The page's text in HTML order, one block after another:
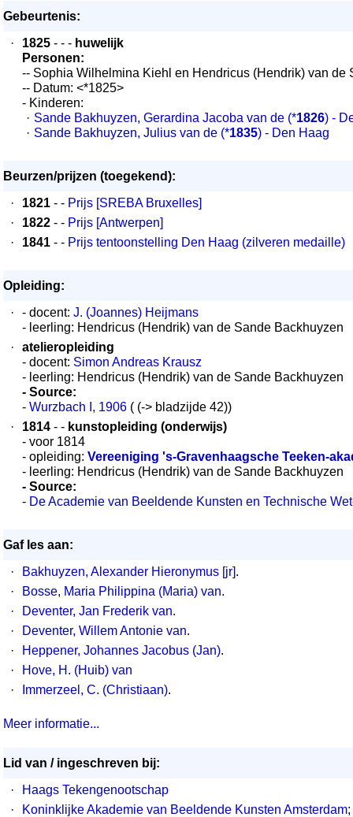
Gebeurtenis:
·
1825 - - - huwelijk
Personen:
-- Sophia Wilhelmina Kiehl en Hendricus (Hendrik) van de
-- Datum: <*1825>
- Kinderen:
· Sande Bakhuyzen, Gerardina Jacoba van de (*1826) -
· Sande Bakhuyzen, Julius van de (*1835) - Den Haag
Beurzen/prijzen (toegekend):
·
1821 - - Prijs [SREBA Bruxelles]
·
1822 - - Prijs [Antwerpen]
·
1841 - - Prijs tentoonstelling Den Haag (zilveren medaille)
Opleiding:
·
- docent: J. (Joannes) Heijmans
- leerling: Hendricus (Hendrik) van de Sande Backhuyzen
·
atelieropleiding
- docent: Simon Andreas Krausz
- leerling: Hendricus (Hendrik) van de Sande Backhuyzen
- Source:
- Wurzbach I, 1906 ( (-> bladzijde 42))
·
1814 - - kunstopleiding (onderwijs)
- voor 1814
- opleiding: Vereeniging 's-Gravenhaagsche Teeken-
- leerling: Hendricus (Hendrik) van de Sande Backhuyzen
- Source:
- De Academie van Beeldende Kunsten en Technische
Gaf les aan:
·
Bakhuyzen, Alexander Hieronymus [jr].
·
Bosse, Maria Philippina (Maria) van.
·
Deventer, Jan Frederik van.
·
Deventer, Willem Antonie van.
·
Heppener, Johannes Jacobus (Jan).
·
Hove, H. (Huib) van
·
Immerzeel, C. (Christiaan).
Meer informatie...
Lid van / ingeschreven bij:
·
Haags Tekengenootschap
·
Koninklijke Akademie van Beeldende Kunsten Amsterdam